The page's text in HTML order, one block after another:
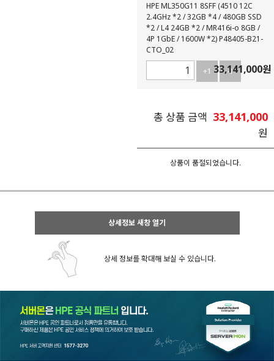
HPE ML350G11 8SFF (4510 12C
2.4GHz *2 / 32GB *4 / 480GB SSD
*2 / L4 24GB *2 / MR416i-o 8GB /
4P 1GbE / 1600W *2) P48405-B21-
CTO_02
+1 -1
33,141,000원
총 상품 금액 33,141,000
원
상품이 품절되었습니다.
상세정보 새창 열기
상세 정보를 확대해 보실 수 있습니다.